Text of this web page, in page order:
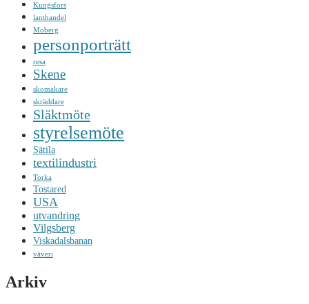
Kungsfors
lanthandel
Moberg
personporträtt
resa
Skene
skomakare
skräddare
Släktmöte
styrelsemöte
Sätila
textilindustri
Torka
Tostared
USA
utvandring
Vilgsberg
Viskadalsbanan
väveri
Arkiv